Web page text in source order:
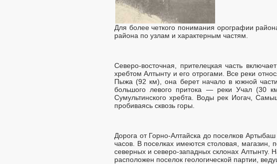
Для более четкого понимания орографии
района по узлам и характерным частям.
Северо-восточная, прителецкая часть
хребтом Алтынту и его отрогами. Все реки
Пыжа (92 км), она берет начало в южной
большого левого притока — реки Учал (30
Сумультинского хребта. Воды рек Иогач,
пробиваясь сквозь горы.
Дорога от Горно-Алтайска до поселков
часов. В поселках имеются столовая, магазин,
северных и северо-западных склонах Алтынту.
расположен поселок геологической партии,